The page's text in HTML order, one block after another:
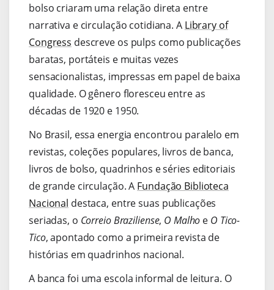
bolso criaram uma relação direta entre
narrativa e circulação cotidiana. A Library of
Congress descreve os pulps como publicações
baratas, portáteis e muitas vezes
sensacionalistas, impressas em papel de baixa
qualidade. O gênero floresceu entre as
décadas de 1920 e 1950.
No Brasil, essa energia encontrou paralelo em
revistas, coleções populares, livros de banca,
livros de bolso, quadrinhos e séries editoriais
de grande circulação. A Fundação Biblioteca
Nacional destaca, entre suas publicações
seriadas, o Correio Braziliense, O Malho e O Tico-
Tico, apontado como a primeira revista de
histórias em quadrinhos nacional.
A banca foi uma escola informal de leitura. O